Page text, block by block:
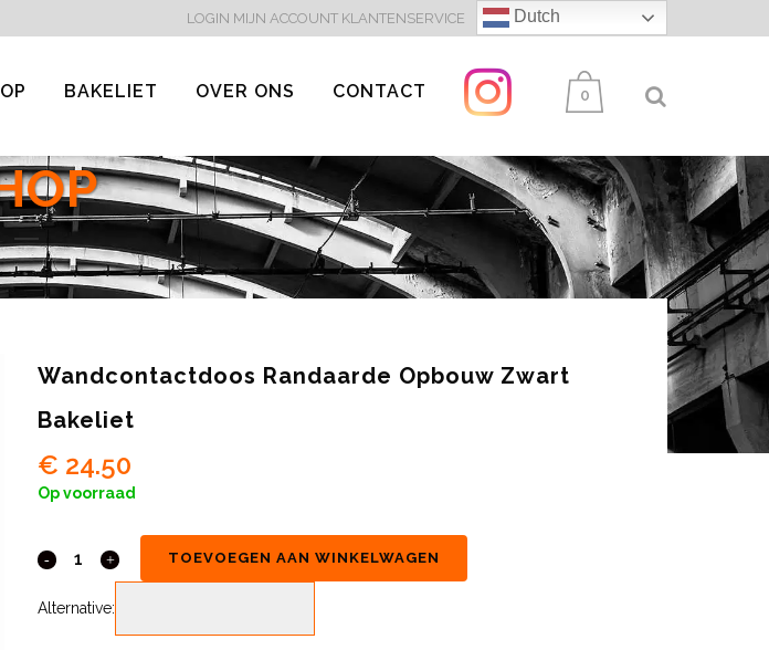
LOGIN MIJN ACCOUNT KLANTENSERVICE Dutch
0
BAKELIET OVER ONS CONTACT
Wandcontactdoos Randaarde Opbouw Zwart
Bakeliet
€ 24.50
Op voorraad
TOEVOEGEN AAN WINKELWAGEN
Alternative: